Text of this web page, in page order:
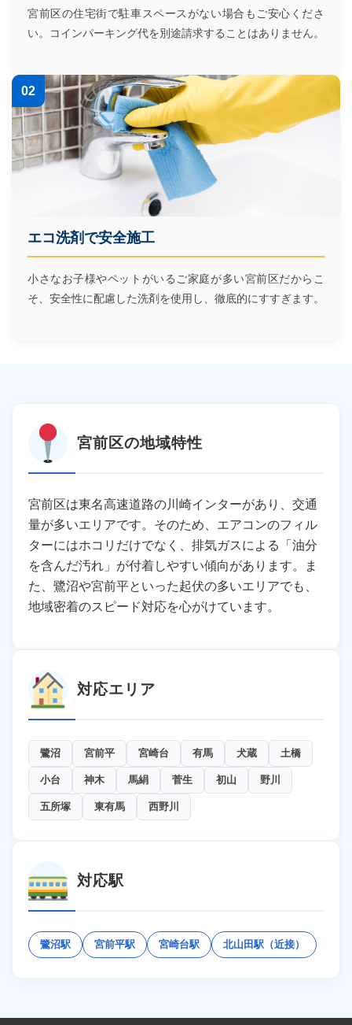
宮前区の住宅街で駐車スペースがない場合もご安心くださ
い。コインパーキング代を別途請求することはありません。
02
エコ洗剤で安全施工
小さなお子様やペットがいるご家庭が多い宮前区だからこ
そ、安全性に配慮した洗剤を使用し、徹底的にすすぎます。
宮前区の地域特性
宮前区は東名高速道路の川崎インターがあり、交通
量が多いエリアです。そのため、エアコンのフィル
ターにはホコリだけでなく、排気ガスによる「油分
を含んだ汚れ」が付着しやすい傾向があります。ま
た、鷺沼や宮前平といった起伏の多いエリアでも、
地域密着のスピード対応を心がけています。
対応エリア
鷺沼 宮前平 宮崎台 有馬 犬蔵 土橋
小台 神木 馬絹 菅生 初山 野川
五所塚 東有馬 西野川
対応駅
鷺沼駅 宮前平駅 宮崎台駅 北山田駅（近接）